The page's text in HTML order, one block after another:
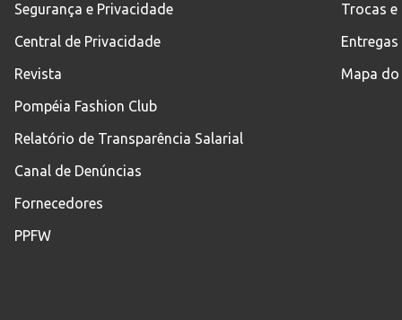
Segurança e Privacidade
Central de Privacidade
Revista
Pompéia Fashion Club
Relatório de Transparência Salarial
Canal de Denúncias
Fornecedores
PPFW
Trocas e
Entregas
Mapa do